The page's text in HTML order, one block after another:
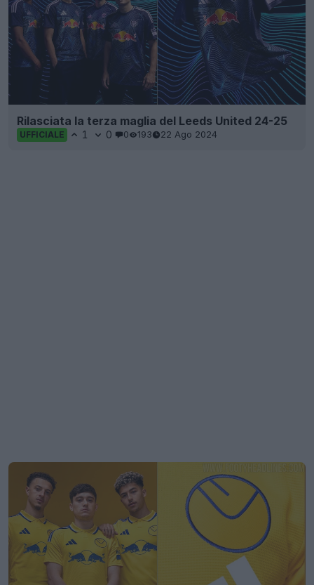
Rilasciata la terza maglia del Leeds United 24-25
UFFICIALE 1 0 0 193 22 Ago 2024